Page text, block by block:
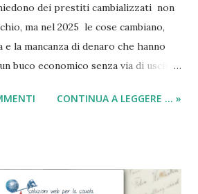
dei prestiti cambializzati non
ma nel 2025 le cose cambiano,
la mancanza di denaro che hanno
buco economico senza via di uscita
in Italia. Nella seguente guida,
di non concedere più queste
CONTINUA A LEGGERE ... »